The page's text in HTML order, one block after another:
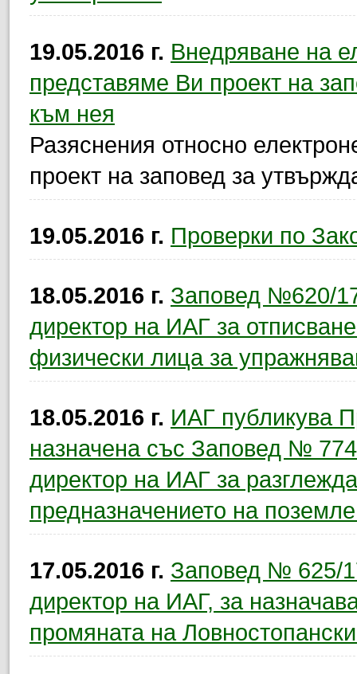
19.05.2016 г. Внедряване на
представяме Ви проект на
към нея
Разяснения относно
проект на заповед за
19.05.2016 г. Проверки по
18.05.2016 г. Заповед №620/
директор на ИАГ за
физически лица за
18.05.2016 г. ИАГ публикува
назначена със Заповед №
директор на ИАГ за
предназначението на
17.05.2016 г. Заповед № 625/
директор на ИАГ, за
промяната на